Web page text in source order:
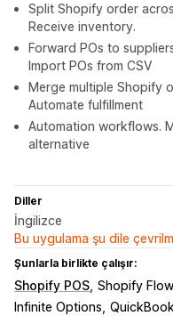
Split Shopify order
Receive inventory.
Forward POs to
Import POs from CSV
Merge multiple Shopify
Automate fulfillment
Automation workflows.
alternative
Diller
İngilizce
Bu uygulama şu dile
Şunlarla birlikte çalışır:
Shopify POS Shopify Flow
Infinite Options